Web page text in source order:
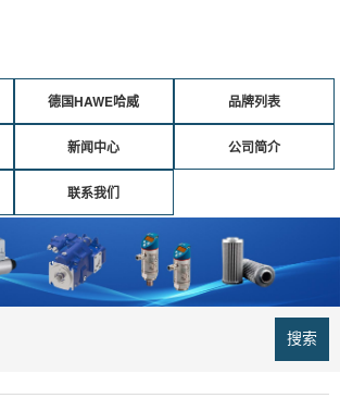
德国HAWE哈威 品牌列表
新闻中心 公司简介
联系我们
搜索